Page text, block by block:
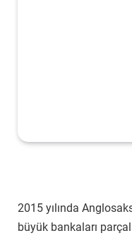
2015 yılında
büyük bankaları